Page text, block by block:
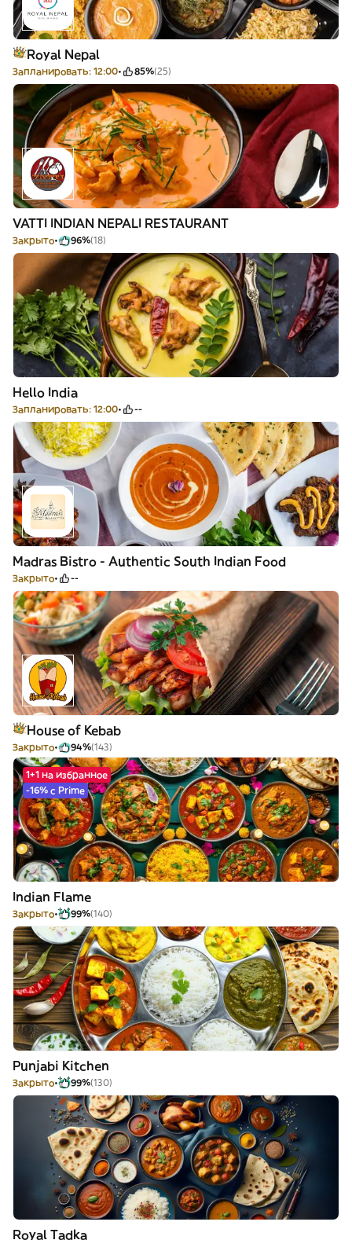
Royal Nepal
Запланировать: 12:00 85%(25)
VATTI INDIAN NEPALI RESTAURANT
Закрыто 96%(18)
Hello India
Запланировать: 12:00 --
Madras Bistro - Authentic South Indian Food
Закрыто --
House of Kebab
Закрыто 94%(143)
1+1 на избранное
-16% с Prime
Indian Flame
Закрыто 99%(140)
Punjabi Kitchen
Закрыто 99%(130)
Royal Tadka